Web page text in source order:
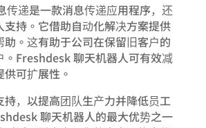
传递是一款消息传递应用程序，还
支持。它借助自动化解决方案提供
助。这有助于公司在保留旧客户的
。Freshdesk 聊天机器人可有效减
可扩展性。
持，以提高团队生产力并降低员工
聊天机器人的最大优势之一